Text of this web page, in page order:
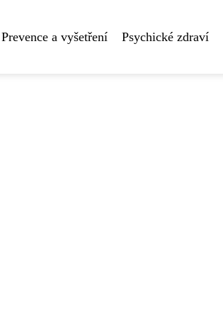
Prevence a vyšetření Psychické zdraví